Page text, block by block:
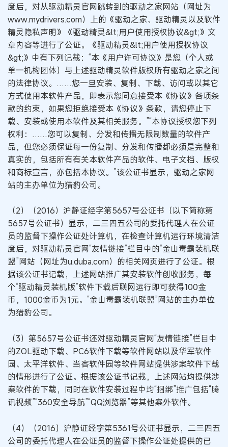
度后，对从驱动精灵官网跳转到的驱动之家网站（网址为
www.mydrivers.com）上的《驱动之家、驱动精灵以及软件
精灵隐私声明》《驱动精灵&lt;用户使用授权协议&gt;》文
章内容等进行了公证。《驱动精灵&lt;用户使用授权协议
&gt;》中有下列记载：“本《用户许可协议》是您（个人或
单一机构团体）与上述驱动精灵软件版权所有驱动之家之间
的法律协议。……您一旦安装、复制、下载、访问或以其它
方式使用本软件产品，即表示您同意接受本《协议》各项条
款的约束，如果您拒绝接受本《协议》条款，请您停止下
载、安装或使用本软件及其相关服务。”“本协议授权您下列
权利：……您可以复制、分发和传播无限制数量的软件产
品，但您必须保证每一份复制、分发和传播都必须是完整和
真实的，包括所有有关本软件产品的软件、电子文档、版权
和商标宣言，亦包括本协议。”该公证书显示，驱动之家网
站的主办单位为猎豹公司。
（2）（2016）沪静证经字第5657号公证书（以下简称第
5657号公证书）显示，二三四五公司的委托代理人在公证
员的监督下操作公证处计算机，在检查计算机运行环境清洁
度后，对驱动精灵官网“友情链接”栏目中的“金山毒霸装机联
盟”网站（网址为u.duba.com）的相关网页进行了公证。根
据该公证书记载，上述网站推广其安装软件创收服务，每
个“驱动精灵装机版”软件下载后联网运行即可获得100金
币，1000金币为1元。“金山毒霸装机联盟”网站的主办单位
为猎豹公司。
（3）第5657号公证书还对驱动精灵官网“友情链接”栏目中
的ZOL驱动下载、PC6软件下载等软件网站以及华军软件
园、太平洋软件、当客软件园等软件网站提供涉案软件下载
的情形进行了公证。根据该公证书记载，上述网站均提供涉
案软件的下载，同时在软件安装过程中均“捆绑”推广包括“腾
讯视频”“360安全导航”“QQ浏览器”等其他案外软件。
（4）（2016）沪静证经字第5361号公证书显示，二三四五
公司的委托代理人在公证员的监督下操作公证处提供的已